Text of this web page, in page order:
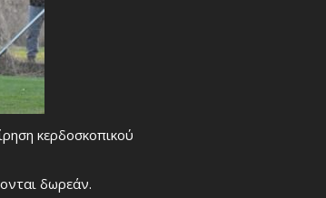
κερδοσκοπικού
δωρεάν.